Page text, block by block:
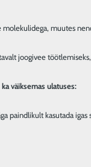
muutes
joogivee
väiksemas ulatuses:
paindlikult kasutada